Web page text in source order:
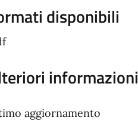
disponibili
informazioni
aggiornamento